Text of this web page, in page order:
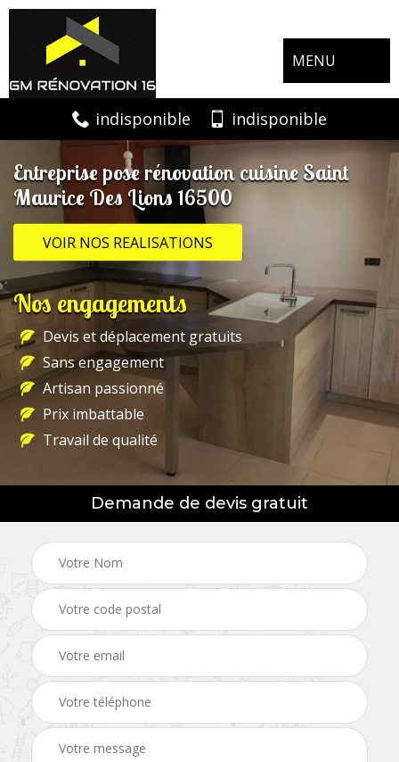
MENU
indisponible indisponible
Entreprise pose rénovation cuisine Saint
Maurice Des Lions 16500
VOIR NOS REALISATIONS
Nos engagements
Devis et déplacement gratuits
Sans engagement
Artisan passionné
Prix imbattable
Travail de qualité
Demande de devis gratuit